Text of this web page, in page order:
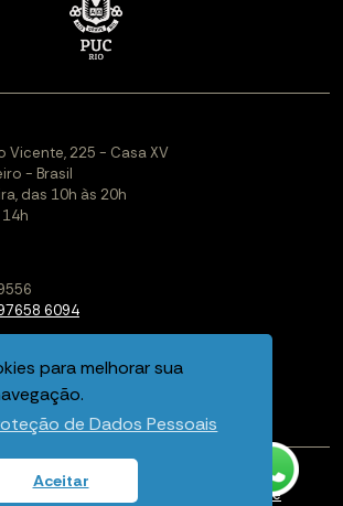
para melhorar sua
de Dados Pessoais
Aceitar
Vicente, 225 - Casa XV
- Brasil
das 10h às 20h
6094
PUC-Rio Digital
Política de privacidade